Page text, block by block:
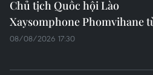
Chủ tịch Quốc hội Lào
Xaysomphone Phomvihane
08/08/2026 17:30